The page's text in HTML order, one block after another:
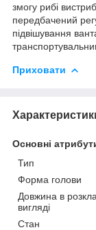
змогу рибі
передбачений
підвішування
Приховати
Основні
Тип
Форма голови
Довжина в
вигляді
Стан